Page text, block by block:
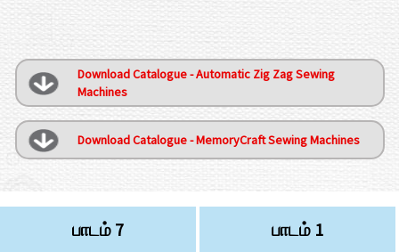
Download Catalogue - Automatic Zig Zag Sewing
Machines
Download Catalogue - MemoryCraft Sewing Machines
பாடம் 7 பாடம் 1